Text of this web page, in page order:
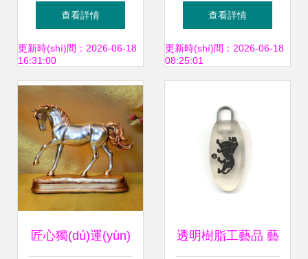
產(chǎn)業(yè)比
較 以北京與深圳為
例
查看詳情
更新時(shí)間：2026-06-18
16:31:00
(cái)神彈簧車載公
仔，義烏藍(lán)喵
品
查看詳情
更新時(shí)間：2026-06-18
08:25:01
匠心獨(dú)運(yùn) 透明樹脂工藝品 藝